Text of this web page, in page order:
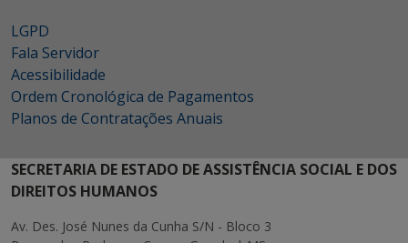
LGPD
Fala Servidor
Acessibilidade
Ordem Cronológica de Pagamentos
Planos de Contratações Anuais
SECRETARIA DE ESTADO DE ASSISTÊNCIA SOCIAL E DOS
DIREITOS HUMANOS
Av. Des. José Nunes da Cunha S/N - Bloco 3